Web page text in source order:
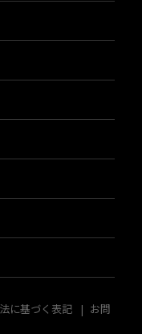
に基づく表記
お問